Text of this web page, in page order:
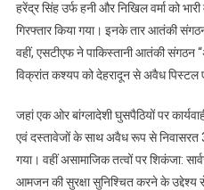
हरेंद्र सिंह उर्फ हनी और निखिल वर्मा को
गिरफ्तार किया गया। इनके तार आतंकी
वहीं, एसटीएफ ने पाकिस्तानी आतंकी
विक्रांत कश्यप को देहरादून से अवैध पिस्टल
जहां एक ओर बांग्लादेशी घुसपैठियों पर
एवं दस्तावेजों के साथ अवैध रूप से निवासरत 3
गया। वहीं असामाजिक तत्वों पर शिकंजा:
आमजन की सुरक्षा सुनिश्चित करने के उद्देश्य